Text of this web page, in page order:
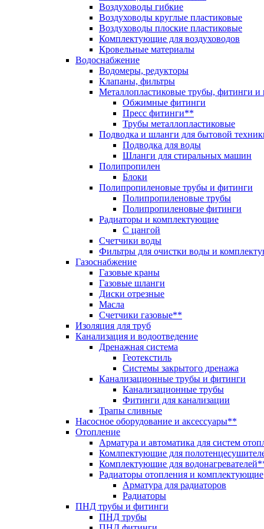
Воздуховоды гибкие
Воздуховоды круглые пластиковые
Воздуховоды плоские пластиковые
Комплектующие для воздуховодов
Кровельные материалы
Водоснабжение
Водомеры, редукторы
Клапаны, фильтры
Металлопластиковые трубы, фитинги
Обжимные фитинги
Пресс фитинги**
Трубы металлопластиковые
Подводка и шланги для бытовой
Подводка для воды
Шланги для стиральных машин
Полипропилен
Блоки
Полипропиленовые трубы и фитинги
Полипропиленовые трубы
Полипропиленовые фитинги
Радиаторы и комплектующие
С цангой
Счетчики воды
Фильтры для очистки воды и
Газоснабжение
Газовые краны
Газовые шланги
Диски отрезные
Масла
Счетчики газовые**
Изоляция для труб
Канализация и водоотведение
Дренажная система
Геотекстиль
Системы закрытого дренажа
Канализационные трубы и фитинги
Канализационные трубы
Фитинги для канализации
Трапы сливные
Насосное оборудование и аксессуары**
Отопление
Арматура и автоматика для систем
Комлпектующие для
Комплектующие для
Радиаторы отопления и комплектующие
Арматура для радиаторов
Радиаторы
ПНД трубы и фитинги
ПНД трубы